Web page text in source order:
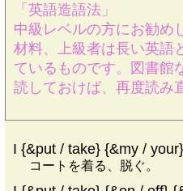
「英語造語法」
中級レベルの方にお勧め
材料、上級者は長い英語
ているものです。図書館
読しておけば、再度読み
I {&put / take} {&my / your}
コートを着る、脱ぐ。